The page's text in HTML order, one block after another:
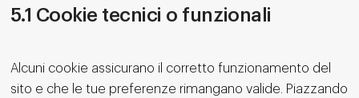
5.1 Cookie tecnici o funzionali
Alcuni cookie assicurano il corretto funzionamento del
sito e che le tue preferenze rimangano valide. Piazzando